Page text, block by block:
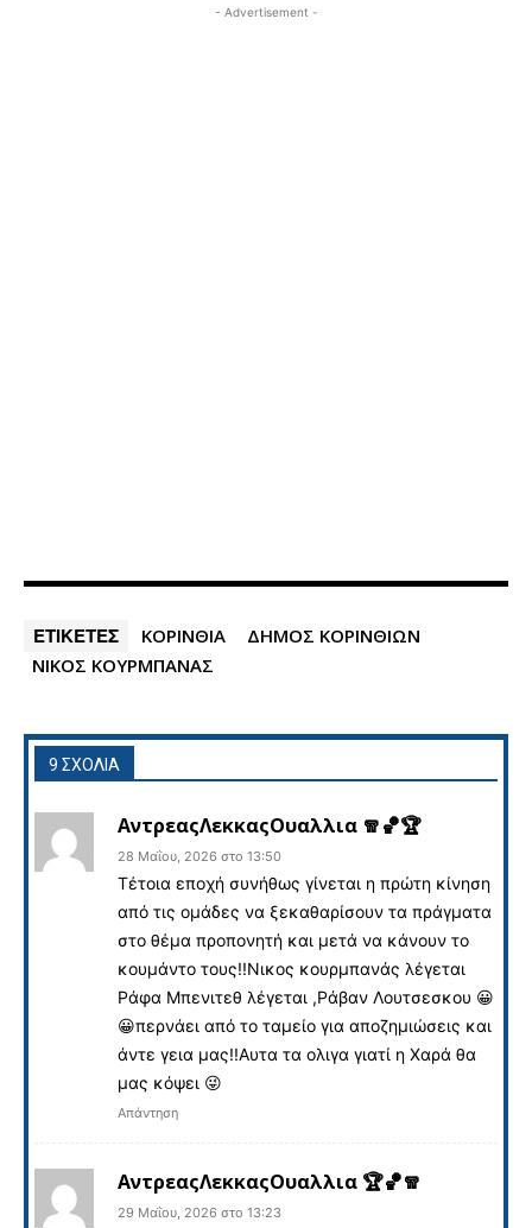
- Advertisement -
ΕΤΙΚΕΤΕΣ ΚΟΡΙΝΘΙΑ
ΔΗΜΟΣ ΚΟΡΙΝΘΙΩΝ
ΝΙΚΟΣ ΚΟΥΡΜΠΑΝΑΣ
9 ΣΧΟΛΙΑ
ΑντρεαςΛεκκαςΟυαλλια 🧣🏀🏆
28 Μαΐου, 2026 στο 13:50
Τέτοια εποχή συνήθως γίνεται η πρώτη κίνηση
από τις ομάδες να ξεκαθαρίσουν τα πράγματα
στο θέμα προπονητή και μετά να κάνουν το
κουμάντο τους!!Νικος κουρμπανάς λέγεται
Ράφα Μπενιτεθ λέγεται ,Ράβαν Λουτσεσκου 😀
😀περνάει από το ταμείο για αποζημιώσεις και
άντε γεια μας!!Αυτα τα ολιγα γιατί η Χαρά θα
μας κόψει 😜
Απάντηση
ΑντρεαςΛεκκαςΟυαλλια 🏆🏀🧣
29 Μαΐου, 2026 στο 13:23